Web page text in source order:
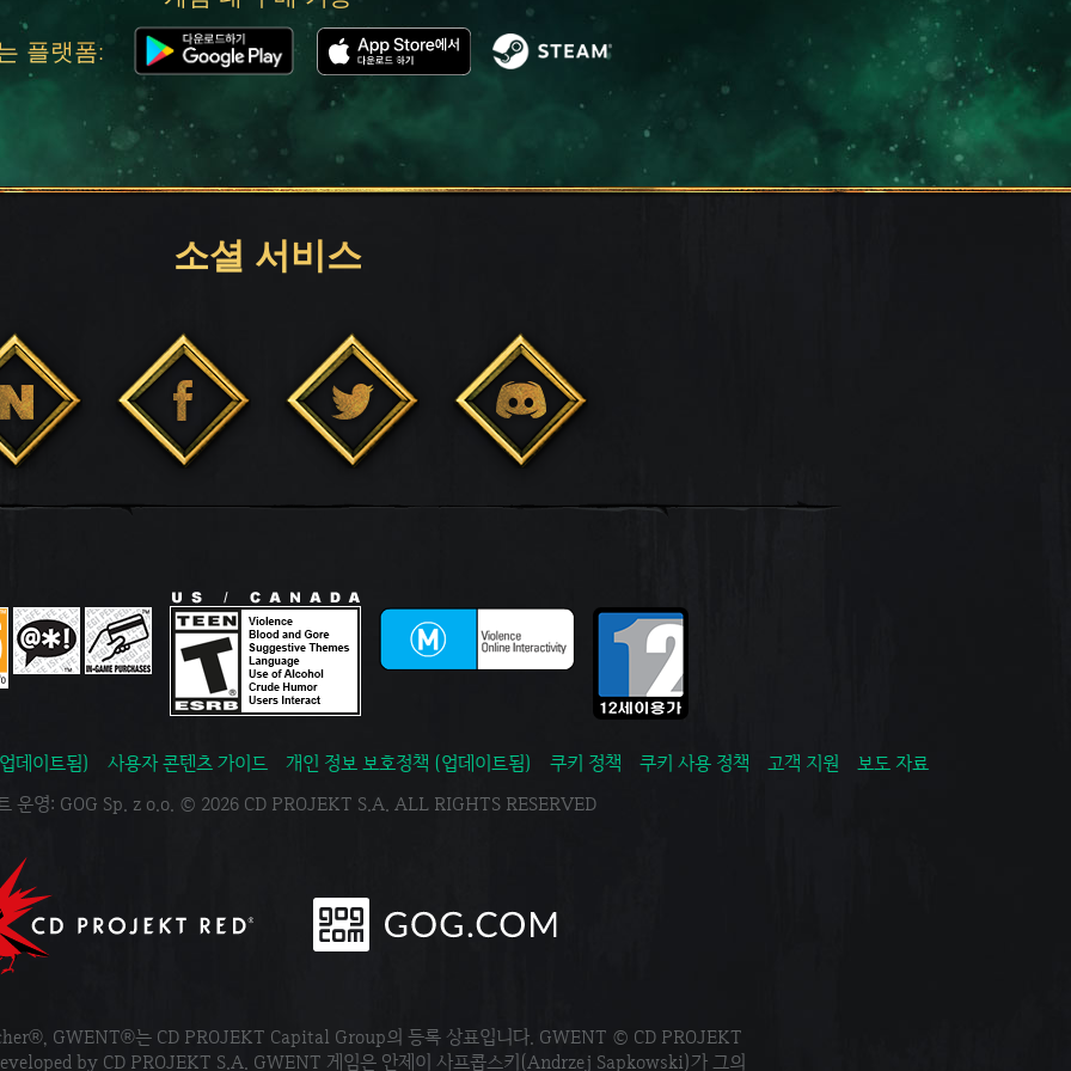
플랫폼:
소셜 서비스
데이트됨) 사용자 콘텐츠 가이드 개인 정보 보호정책 (업데이트됨) 쿠키 정책 쿠키 사용 정책 고객 지원
보도 자료
운영: GOG Sp. z o.o. © 2026 CD PROJEKT S.A. ALL RIGHTS RESERVED
GWENT®는 CD PROJEKT Capital Group의 등록 상표입니다. GWENT © CD PROJEKT
by CD PROJEKT S.A. GWENT 게임은 안제이 사프콥스키(Andrzej Sapkowski)가 그의